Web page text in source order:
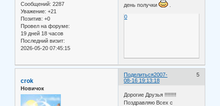
Сообщений: 2287
Уважение: +21
Позитив: +0
Провел на форуме:
19 дней 18 часов
Последний визит:
2026-05-20 07:45:15
день получки
0
Поделиться 5
2007-
08-16 19:13:18
crok
Новичок
Дорогие Друзья !!!!!!!!
Поздравляю Всех с